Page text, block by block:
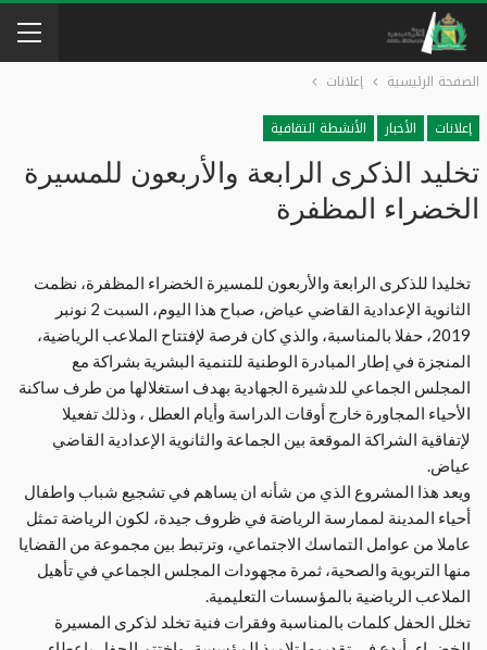
الصفحة الرئيسية
إعلانات
إعلانات
الأخبار الأنشطة التقافية
تخليد الذكرى الرابعة والأربعون للمسيرة
الخضراء المظفرة
تخليدا للذكرى الرابعة والأربعون للمسيرة الخضراء المظفرة، نظمت
الثانوية الإعدادية القاضي عياض، صباح هذا اليوم، السبت 2 نونبر
2019، حفلا بالمناسبة، والذي كان فرصة لإفتتاح الملاعب الرياضية،
المنجزة في إطار المبادرة الوطنية للتنمية البشرية بشراكة مع
المجلس الجماعي للدشيرة الجهادية بهدف استغلالها من طرف ساكنة
الأحياء المجاورة خارج أوقات الدراسة وأيام العطل ، وذلك تفعيلا
لإتفاقية الشراكة الموقعة بين الجماعة والثانوية الإعدادية القاضي
عياض.
ويعد هذا المشروع الذي من شأنه ان يساهم في تشجيع شباب واطفال
أحياء المدينة لممارسة الرياضة في ظروف جيدة، لكون الرياضة تمثل
عاملا من عوامل التماسك الاجتماعي، وترتبط بين مجموعة من القضايا
منها التربوية والصحية، ثمرة مجهودات المجلس الجماعي في تأهيل
الملاعب الرياضية بالمؤسسات التعليمية.
تخلل الحفل كلمات بالمناسبة وفقرات فنية تخلد لذكرى المسيرة